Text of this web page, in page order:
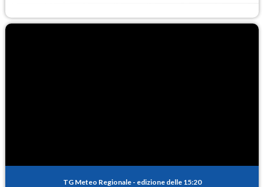
TG Meteo Regionale - edizione delle 15:20